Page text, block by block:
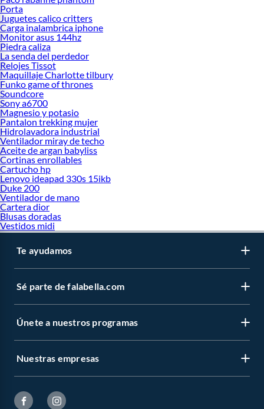
Porta
Juguetes calico critters
Carga inalambrica iphone
Monitor asus 144hz
Piedra caliza
La senda del perdedor
Relojes Tissot
Maquillaje Charlotte tilbury
Funko game of thrones
Soundcore
Sony a6700
Magnesio y potasio
Pantalon trekking mujer
Hidrolavadora industrial
Ventilador miray de techo
Aceite de argan babyliss
Cortinas enrollables
Cartucho hp
Lenovo ideapad 330s 15ikb
Duke 200
Ventilador de mano
Cartera dior
Blusas doradas
Vestidos midi
Te ayudamos
Sé parte de falabella.com
Únete a nuestros programas
Nuestras empresas